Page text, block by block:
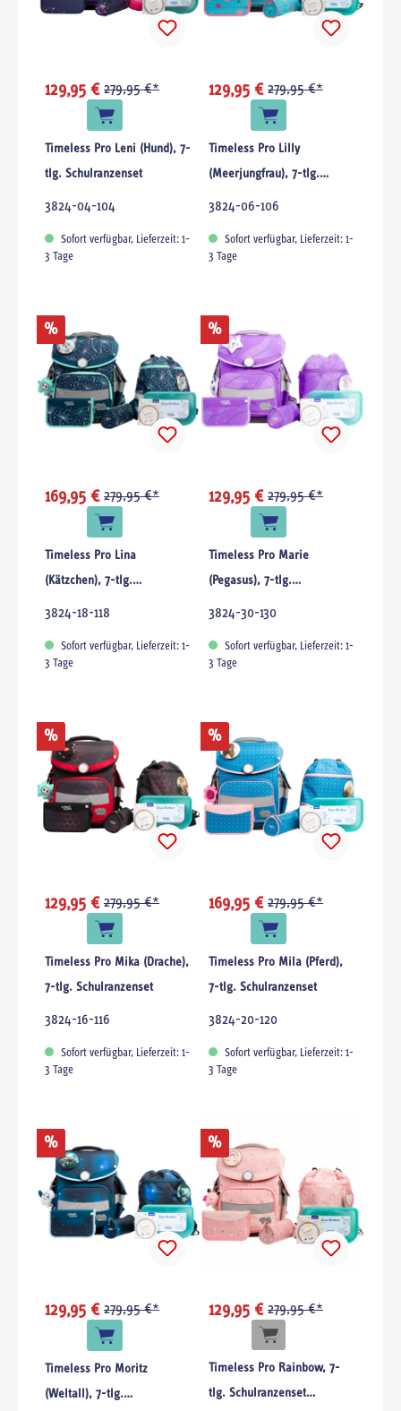
129,95 € 279,95 €*
Timeless Pro Leni (Hund), 7-
tlg. Schulranzenset
3824-04-104
Sofort verfügbar, Lieferzeit: 1-
3 Tage
129,95 € 279,95 €*
Timeless Pro Lilly
(Meerjungfrau), 7-tlg.
Schulranzenset
3824-06-106
Sofort verfügbar, Lieferzeit: 1-
3 Tage
%
169,95 € 279,95 €*
Timeless Pro Lina
(Kätzchen), 7-tlg.
Schulranzenset
3824-18-118
Sofort verfügbar, Lieferzeit: 1-
3 Tage
%
129,95 € 279,95 €*
Timeless Pro Marie
(Pegasus), 7-tlg.
Schulranzenset
3824-30-130
Sofort verfügbar, Lieferzeit: 1-
3 Tage
%
129,95 € 279,95 €*
Timeless Pro Mika (Drache),
7-tlg. Schulranzenset
3824-16-116
Sofort verfügbar, Lieferzeit: 1-
3 Tage
%
169,95 € 279,95 €*
Timeless Pro Mila (Pferd),
7-tlg. Schulranzenset
3824-20-120
Sofort verfügbar, Lieferzeit: 1-
3 Tage
%
129,95 € 279,95 €*
Timeless Pro Moritz
(Weltall), 7-tlg.
%
129,95 € 279,95 €*
Timeless Pro Rainbow, 7-
tlg. Schulranzenset